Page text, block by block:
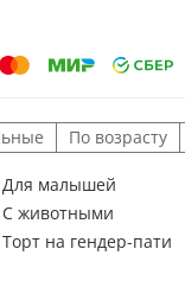
По возрасту
Для малышей
С животными
Торт на гендер-пати